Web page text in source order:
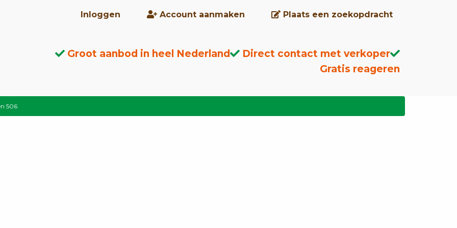
Inloggen Account aanmaken Plaats een zoekopdracht
Groot aanbod in heel Nederland
Direct contact met verkoper
Gratis reageren
506